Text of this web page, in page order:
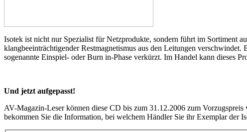
Isotek ist nicht nur Spezialist für Netzprodukte, sondern führt im Sortiment
klangbeeinträchtigender Restmagnetismus aus den Leitungen
sogenannte Einspiel- oder Burn in-Phase verkürzt. Im Handel kann dieses
Und jetzt aufgepasst!
AV-Magazin-Leser können diese CD bis zum 31.12.2006 zum
bekommen Sie die Information, bei welchem Händler Sie ihr Exemplar der